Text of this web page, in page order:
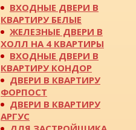
ВХОДНЫЕ ДВЕРИ В
КВАРТИРУ БЕЛЫЕ
ЖЕЛЕЗНЫЕ ДВЕРИ В
ХОЛЛ НА 4 КВАРТИРЫ
ВХОДНЫЕ ДВЕРИ В
КВАРТИРУ КОНДОР
ДВЕРИ В КВАРТИРУ
ФОРПОСТ
ДВЕРИ В КВАРТИРУ
АРГУС